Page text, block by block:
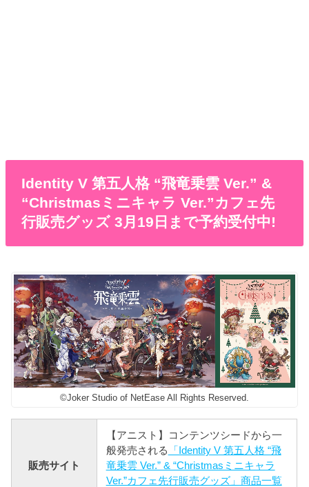
Identity V 第五人格 “飛竜乗雲 Ver.” &
“Christmasミニキャラ Ver.”カフェ先
行販売グッズ 3月19日まで予約受付中!
©Joker Studio of NetEase All Rights Reserved.
販売サイト
【アニスト】コンテンツシードから一
般発売される 「Identity V 第五人格 “飛
竜乗雲 Ver.” & “Christmasミニキャラ
Ver.”カフェ先行販売グッズ」商品一覧